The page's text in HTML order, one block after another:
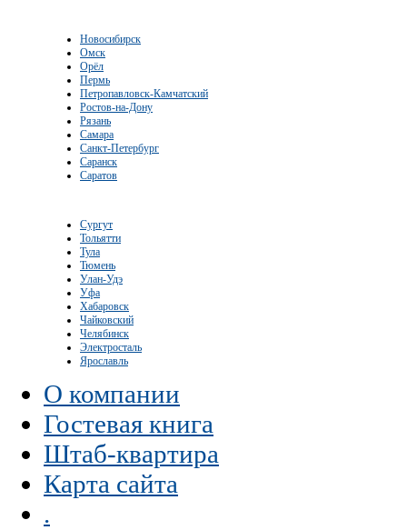
Новосибирск
Омск
Орёл
Пермь
Петропавловск-Камчатский
Ростов-на-Дону
Рязань
Самара
Санкт-Петербург
Саранск
Саратов
Сургут
Тольятти
Тула
Тюмень
Улан-Удэ
Уфа
Хабаровск
Чайковский
Челябинск
Электросталь
Ярославль
О компании
Гостевая книга
Штаб-квартира
Карта сайта
.